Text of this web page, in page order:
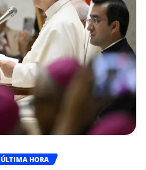
ÚLTIMA HORA